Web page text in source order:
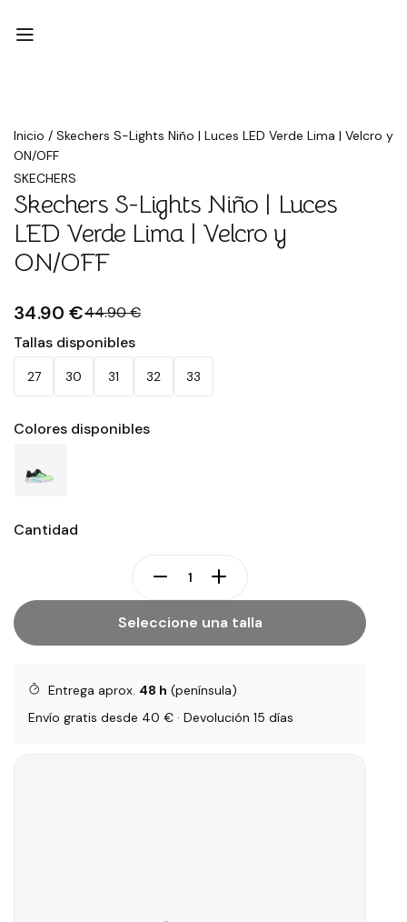
Inicio / Skechers S-Lights Niño | Luces LED Verde Lima | Velcro y
ON/OFF
Rebajado
SKECHERS
Skechers S-Lights Niño | Luces
LED Verde Lima | Velcro y
ON/OFF
34.90 €44.90 €
Tallas disponibles
27 30 31 32 33
Colores disponibles
Cantidad
Seleccione una talla
Entrega aprox. 48 h (península)
Envío gratis desde 40 € · Devolución 15 días